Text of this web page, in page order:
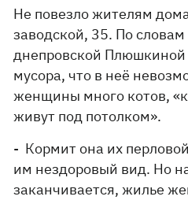
Не повезло жителям
заводской, 35. По
днепровской Плюшкиной
мусора, что в неё
женщины много котов,
живут под потолком».
- Кормит она их
им нездоровый вид. Но
заканчивается, жилье